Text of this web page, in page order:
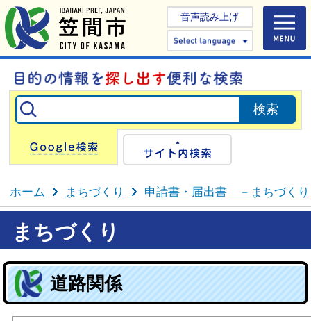
音声読み上げ
Select
Google検索
ホーム まちづくり 申請書・届出書 －まちづく
まちづくり
道路関係